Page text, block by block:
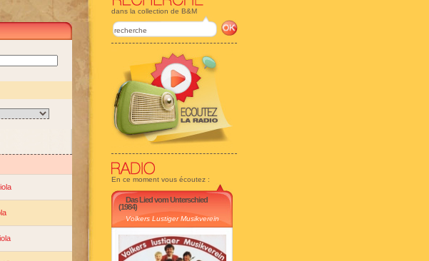
dans la collection de B&M
En ce moment vous écoutez :
Das Lied vom Unterschied
(1984)
Volkers Lustiger Musikverein